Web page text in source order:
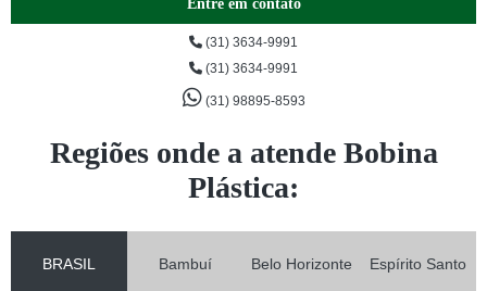
Entre em contato
(31) 3634-9991
(31) 3634-9991
(31) 98895-8593
Regiões onde a atende Bobina
Plástica:
BRASIL Bambuí Belo Horizonte Espírito Santo